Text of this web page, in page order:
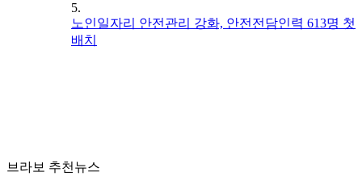
5.
노인일자리 안전관리 강화, 안전전담인력 613명 첫
배치
브라보 추천뉴스